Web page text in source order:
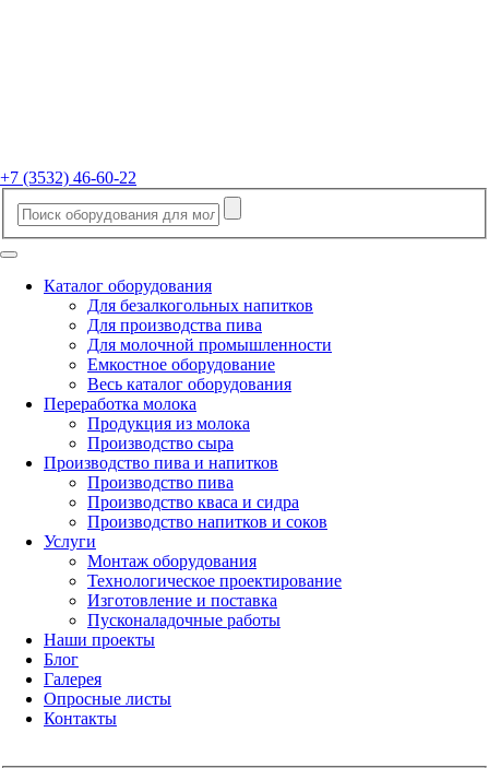
+7 (3532) 46-60-22
Каталог оборудования
Для безалкогольных напитков
Для производства пива
Для молочной промышленности
Емкостное оборудование
Весь каталог оборудования
Переработка молока
Продукция из молока
Производство сыра
Производство пива и напитков
Производство пива
Производство кваса и сидра
Производство напитков и соков
Услуги
Монтаж оборудования
Технологическое проектирование
Изготовление и поставка
Пусконаладочные работы
Наши проекты
Блог
Галерея
Опросные листы
Контакты